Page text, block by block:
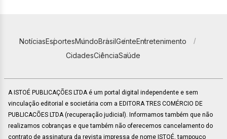
NotíciasEsportesMundoBrasilGenteEntretenimento
CidadesCiênciaSaúde
A ISTOÉ PUBLICAÇÕES LTDA é um portal digital independente e sem
vinculação editorial e societária com a EDITORA TRES COMÉRCIO DE
PUBLICACÕES LTDA (recuperação judicial). Informamos também que não
realizamos cobranças e que também não oferecemos cancelamento do
contrato de assinatura da revista impressa de nome ISTOÉ, tampouco